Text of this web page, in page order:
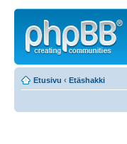
Etusivu ‹ Etäshakki